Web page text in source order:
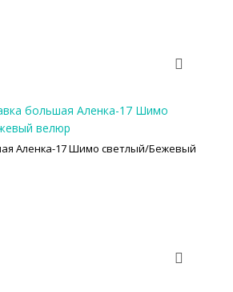
Аленка-17 Шимо светлый/Бежевый